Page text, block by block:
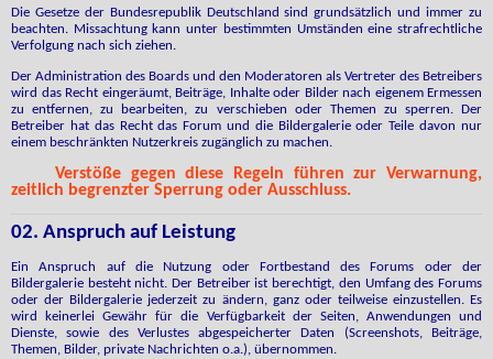
Die Gesetze der Bundesrepublik Deutschland sind grundsätzlich und immer zu
beachten. Missachtung kann unter bestimmten Umständen eine strafrechtliche
Verfolgung nach sich ziehen.
Der Administration des Boards und den Moderatoren als Vertreter des Betreibers
wird das Recht eingeräumt, Beiträge, Inhalte oder Bilder nach eigenem Ermessen
zu entfernen, zu bearbeiten, zu verschieben oder Themen zu sperren. Der
Betreiber hat das Recht das Forum und die Bildergalerie oder Teile davon nur
einem beschränkten Nutzerkreis zugänglich zu machen.
Verstöße gegen diese Regeln führen zur Verwarnung,
zeitlich begrenzter Sperrung oder Ausschluss.
02. Anspruch auf Leistung
Ein Anspruch auf die Nutzung oder Fortbestand des Forums oder der
Bildergalerie besteht nicht. Der Betreiber ist berechtigt, den Umfang des Forums
oder der Bildergalerie jederzeit zu ändern, ganz oder teilweise einzustellen. Es
wird keinerlei Gewähr für die Verfügbarkeit der Seiten, Anwendungen und
Dienste, sowie des Verlustes abgespeicherter Daten (Screenshots, Beiträge,
Themen, Bilder, private Nachrichten o.a.), übernommen.